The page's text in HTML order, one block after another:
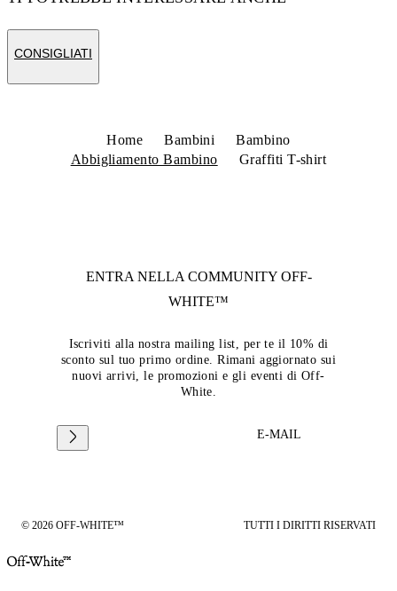
CONSIGLIATI
Home Bambini
Bambino
Abbigliamento Bambino
Graffiti T-shirt
ENTRA NELLA COMMUNITY OFF-
WHITE™
Iscriviti alla nostra mailing list, per te il 10% di
sconto sul tuo primo ordine. Rimani aggiornato sui
nuovi arrivi, le promozioni e gli eventi di Off-
White.
E-MAIL
© 2026 OFF-WHITE™ TUTTI I DIRITTI RISERVATI